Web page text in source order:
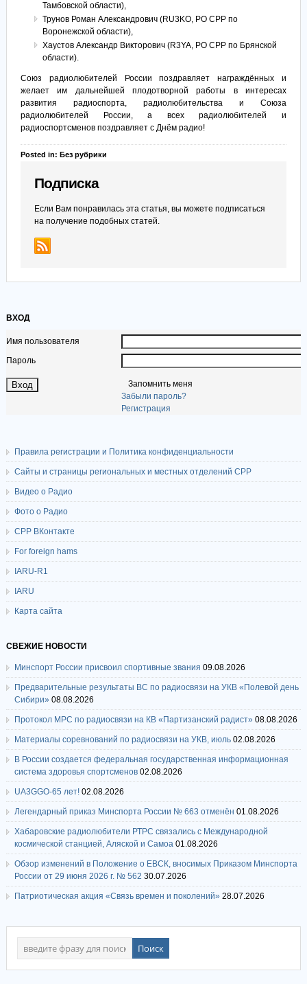
Тамбовской области),
Трунов Роман Александрович (RU3KO, РО СРР по
Воронежской области),
Хаустов Александр Викторович (R3YA, РО СРР по Брянской
области).
Союз радиолюбителей России поздравляет награждённых и
желает им дальнейшей плодотворной работы в интересах
развития радиоспорта, радиолюбительства и Союза
радиолюбителей России, а всех радиолюбителей и
радиоспортсменов поздравляет с Днём радио!
Posted in: Без рубрики
Подписка
Если Вам понравилась эта статья, вы можете подписаться
на получение подобных статей.
ВХОД
Имя пользователя
Пароль
Запомнить меня
Забыли пароль?
Регистрация
Правила регистрации и Политика конфиденциальности
Сайты и страницы региональных и местных отделений СРР
Видео о Радио
Фото о Радио
СРР ВКонтакте
For foreign hams
IARU-R1
IARU
Карта сайта
СВЕЖИЕ НОВОСТИ
Минспорт России присвоил спортивные звания 09.08.2026
Предварительные результаты ВС по радиосвязи на УКВ «Полевой день
Сибири» 08.08.2026
Протокол МРС по радиосвязи на КВ «Партизанский радист» 08.08.2026
Материалы соревнований по радиосвязи на УКВ, июль 02.08.2026
В России создается федеральная государственная информационная
система здоровья спортсменов 02.08.2026
UA3GGO-65 лет! 02.08.2026
Легендарный приказ Минспорта России № 663 отменён 01.08.2026
Хабаровские радиолюбители РТРС связались с Международной
космической станцией, Аляской и Самоа 01.08.2026
Обзор изменений в Положение о ЕВСК, вносимых Приказом Минспорта
России от 29 июня 2026 г. № 562 30.07.2026
Патриотическая акция «Связь времен и поколений» 28.07.2026